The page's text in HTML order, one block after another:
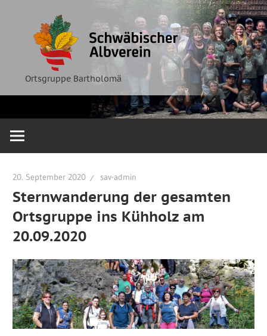
springen
Ortsgruppe Bartholomä
Albverein
Ortsgruppe
Bartholomä
20. September 2020 sav-admin
Sternwanderung der gesamten
Ortsgruppe ins Kühholz am
20.09.2020